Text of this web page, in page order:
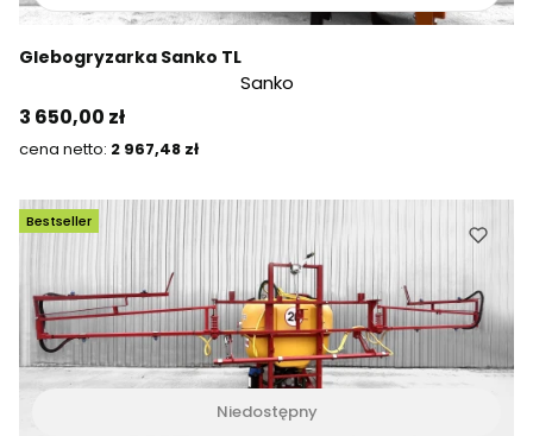
Glebogryzarka Sanko TL
Sanko
Cena
3 650,00 zł
Cena
2 967,48 zł
Bestseller
Niedostępny